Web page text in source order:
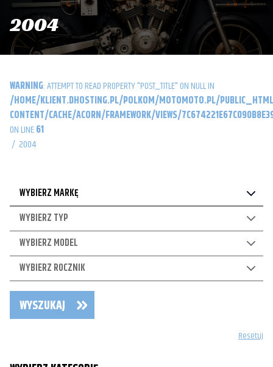
2004
WARNING : ATTEMPT TO READ PROPERTY "POST_TITLE" ON NULL IN
/HOME/KLIENT.DHOSTING.PL/POLKOM/MOTOMOTO.PL/
CONTENT/CACHE/ACORN/FRAMEWORK/VIEWS/
ON LINE61
/ 2004
WYBIERZ MARKĘ
WYBIERZ TYP
WYBIERZ MODEL
WYBIERZ ROCZNIK
WYSZUKAJ
Resetuj